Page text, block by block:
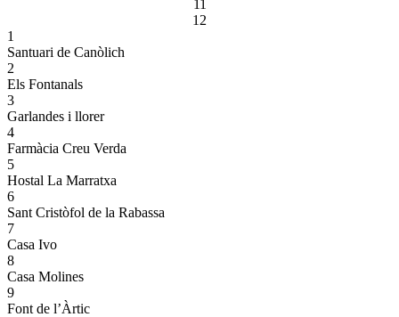
11
12
1
Santuari de Canòlich
2
Els Fontanals
3
Garlandes i llorer
4
Farmàcia Creu Verda
5
Hostal La Marratxa
6
Sant Cristòfol de la Rabassa
7
Casa Ivo
8
Casa Molines
9
Font de l’Àrtic